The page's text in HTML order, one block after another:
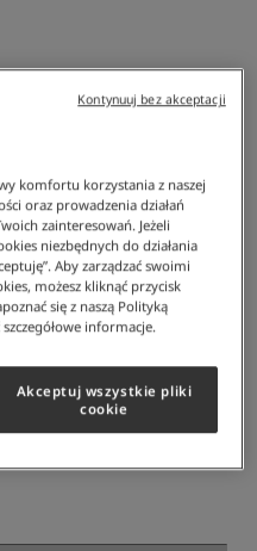
Evara 118 1 Męskie Buty
komfortu korzystania z naszej
oraz prowadzenia działań
zainteresowań. Jeżeli
niezbędnych do działania
Aby zarządzać swoimi
możesz kliknąć przycisk
się z naszą Polityką
informacje.
Akceptuj wszystkie pliki
cookie
Kontynuuj bez akceptacji